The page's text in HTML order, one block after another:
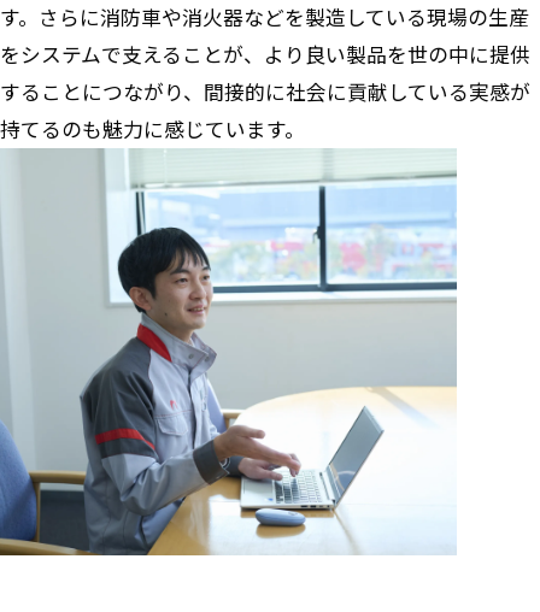
す。さらに消防車や消火器などを製造している現場の生産
をシステムで支えることが、より良い製品を世の中に提供
することにつながり、間接的に社会に貢献している実感が
持てるのも魅力に感じています。